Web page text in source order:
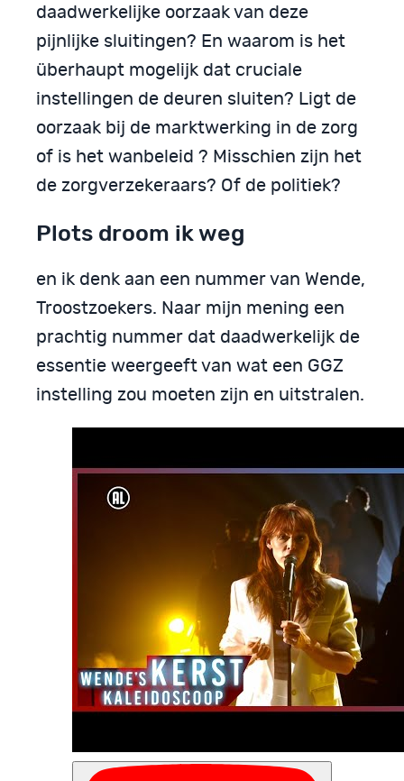
daadwerkelijke oorzaak van deze
pijnlijke sluitingen? En waarom is het
überhaupt mogelijk dat cruciale
instellingen de deuren sluiten? Ligt de
oorzaak bij de marktwerking in de zorg
of is het wanbeleid ? Misschien zijn het
de zorgverzekeraars? Of de politiek?
Plots droom ik weg
en ik denk aan een nummer van Wende,
Troostzoekers. Naar mijn mening een
prachtig nummer dat daadwerkelijk de
essentie weergeeft van wat een GGZ
instelling zou moeten zijn en uitstralen.